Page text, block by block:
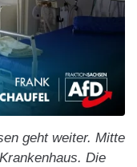
geht weiter. Mitte
Die